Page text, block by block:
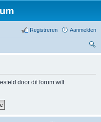
Aanmelden
Registreren
door dit forum wilt